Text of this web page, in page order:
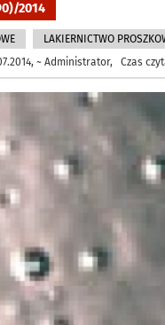
2014
LAKIERNICTWO
~ Administrator, Czas